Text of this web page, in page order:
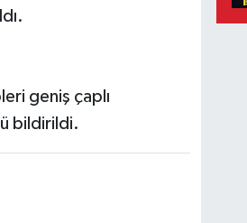
geniş çaplı
bildirildi.